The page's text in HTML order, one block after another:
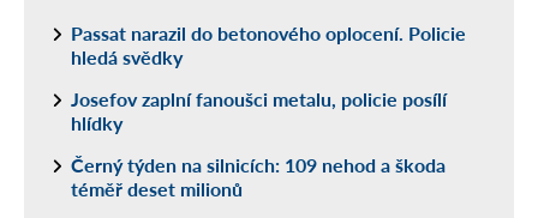
Passat narazil do betonového oplocení. Policie
hledá svědky
Josefov zaplní fanoušci metalu, policie posílí
hlídky
Černý týden na silnicích: 109 nehod a škoda
téměř deset milionů